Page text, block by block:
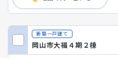
新築一戸建て
岡山市大福４期２棟